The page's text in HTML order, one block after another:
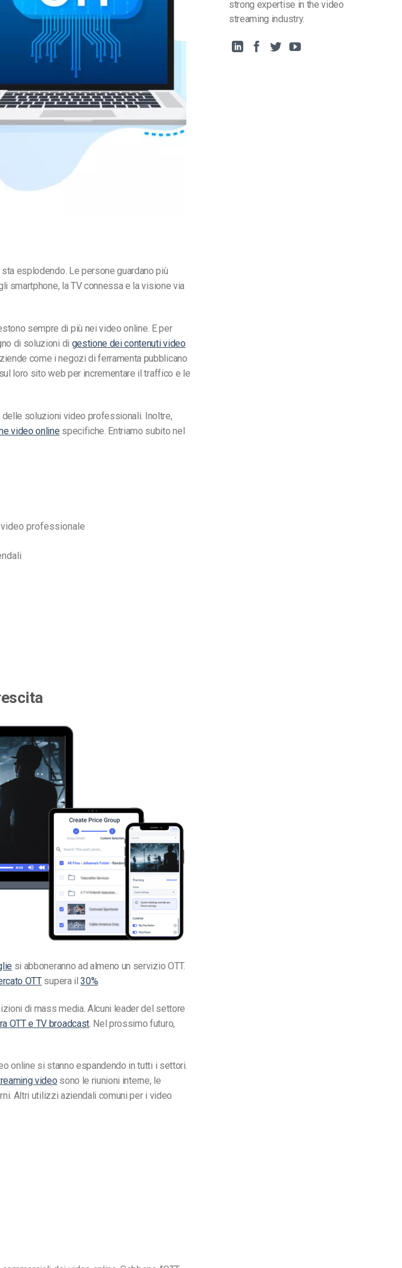
strong expertise in the video
streaming industry.
esplodendo. Le persone guardano più
smartphone, la TV connessa e la visione via
sempre di più nei video online. E per
di soluzioni di gestione dei contenuti video
come i negozi di ferramenta pubblicano
loro sito web per incrementare il traffico e le
soluzioni video professionali. Inoltre,
video online specifiche. Entriamo subito nel
professionale
si abboneranno ad almeno un servizio OTT.
OTTsupera il30%
di mass media. Alcuni leader del settore
OTT e TV broadcast. Nel prossimo futuro,
online si stanno espandendo in tutti i settori.
video sono le riunioni interne, le
Altri utilizzi aziendali comuni per i video